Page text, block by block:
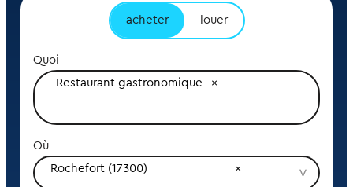
acheter louer
Quoi
Restaurant gastronomique
Où
Rochefort (17300)